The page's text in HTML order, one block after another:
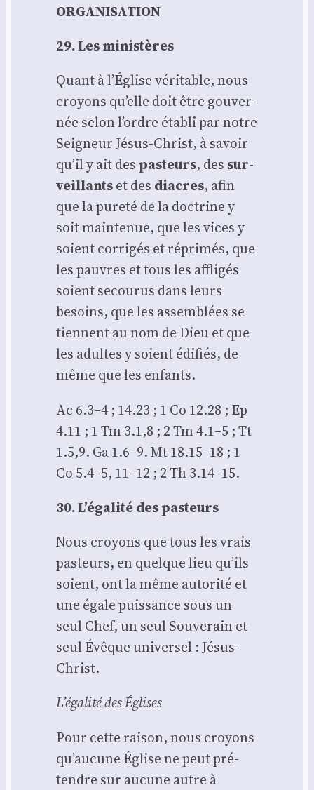
ORGANISATION
29. Les minis­tères
Quant à l’É­glise véri­table, nous
croyons qu’elle doit être gou­ver­
née selon l’ordre éta­bli par notre
Sei­gneur Jésus-Christ, à savoir
qu’il y ait despas­teurs, des sur­
veillantset des diacres, afin
que la pure­té de la doc­trine y
soit main­te­nue, que les vices y
soient cor­ri­gés et répri­més, que
les pauvres et tous les affli­gés
soient secou­rus dans leurs
besoins, que les assem­blées se
tiennent au nom de Dieu et que
les adultes y soient édi­fiés, de
même que les enfants.
Ac 6.3–4 ; 14.23 ; 1 Co 12.28 ; Ep
4.11 ; 1 Tm 3.1,8 ; 2 Tm 4.1–5 ; Tt
1.5,9. Ga 1.6–9. Mt 18.15–18 ; 1
Co 5.4–5, 11–12 ; 2 Th 3.14–15.
30. L’é­ga­li­té des pas­teurs
Nous croyons que tous les vrais
pas­teurs, en quelque lieu qu’ils
soient, ont la même auto­ri­té et
une égale puis­sance sous un
seul Chef, un seul Sou­ve­rain et
seul Évêque uni­ver­sel : Jésus-
Christ.
L’é­ga­li­té des Églises
Pour cette rai­son, nous croyons
qu’au­cune Église ne peut pré­
tendre sur aucune autre à